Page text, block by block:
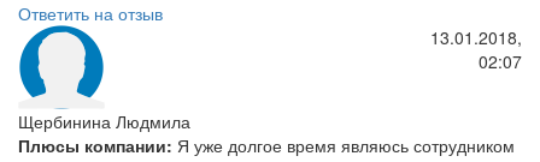
Ответить на отзыв
Щербинина Людмила
13.01.2018,
02:07
Плюсы компании: Я уже долгое время являюсь сотрудником